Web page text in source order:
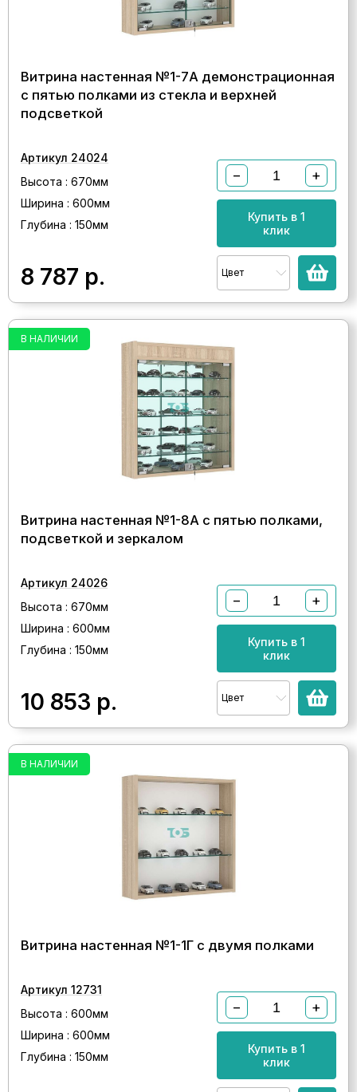
Витрина настенная №1-7А демонстрационная
с пятью полками из стекла и верхней
подсветкой
Артикул 24024
Высота : 670мм
Ширина : 600мм
Глубина : 150мм
8 787 р.
− +
Купить в 1
клик
Цвет
В НАЛИЧИИ
Витрина настенная №1-8А с пятью полками,
подсветкой и зеркалом
Артикул 24026
Высота : 670мм
Ширина : 600мм
Глубина : 150мм
10 853 р.
− +
Купить в 1
клик
Цвет
В НАЛИЧИИ
Витрина настенная №1-1Г с двумя полками
Артикул 12731
Высота : 600мм
Ширина : 600мм
Глубина : 150мм
− +
Купить в 1
клик